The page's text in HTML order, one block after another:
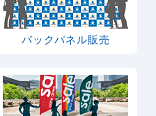
バックパネル販売